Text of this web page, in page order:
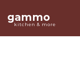
gammo
kitchen & more